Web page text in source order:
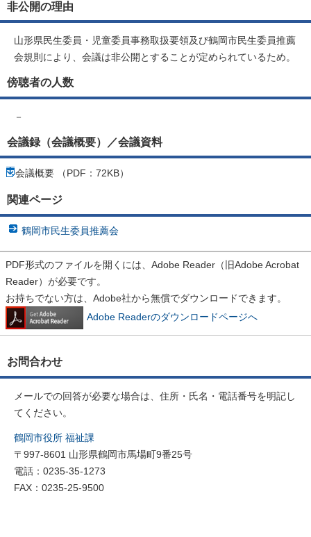
非公開の理由
山形県民生委員・児童委員事務取扱要領及び鶴岡市民生委員推薦
会規則により、会議は非公開とすることが定められているため。
傍聴者の人数
－
会議録（会議概要）／会議資料
会議概要 （PDF：72KB）
関連ページ
鶴岡市民生委員推薦会
PDF形式のファイルを開くには、Adobe Reader（旧Adobe Acrobat
Reader）が必要です。
お持ちでない方は、Adobe社から無償でダウンロードできます。
Adobe Readerのダウンロードページへ
お問合わせ
メールでの回答が必要な場合は、住所・氏名・電話番号を明記し
てください。
鶴岡市役所 福祉課
〒997-8601 山形県鶴岡市馬場町9番25号
電話：0235-35-1273
FAX：0235-25-9500